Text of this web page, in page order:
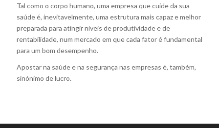
Tal como o corpo humano, uma empresa que cuide da sua
saúde é, inevitavelmente, uma estrutura mais capaz e melhor
preparada para atingir níveis de produtividade e de
rentabilidade, num mercado em que cada fator é fundamental
para um bom desempenho.
Apostar na saúde e na segurança nas empresas é, também,
sinónimo de lucro.